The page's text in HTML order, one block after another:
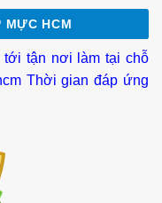
MỰC HCM
tận nơi làm tại chỗ
Thời gian đáp ứng